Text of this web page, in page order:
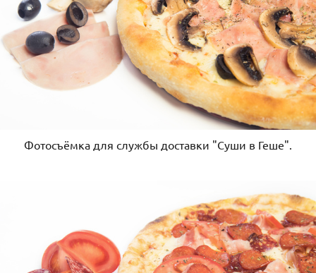
Фотосъёмка для службы доставки "Суши в Геше".